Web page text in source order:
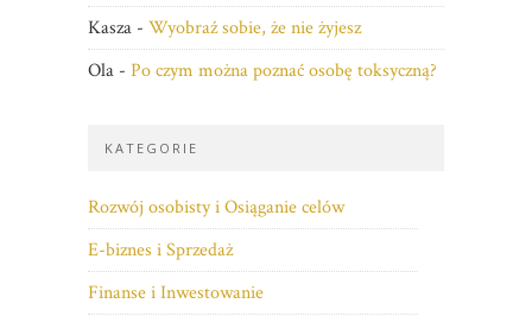
Kasza - Wyobraź sobie, że nie żyjesz
Ola - Po czym można poznać osobę toksyczną?
KATEGORIE
Rozwój osobisty i Osiąganie celów
E-biznes i Sprzedaż
Finanse i Inwestowanie